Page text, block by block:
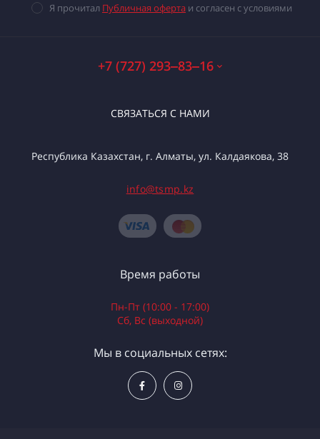
Я прочитал Публичная оферта и согласен с условиями
+7 (727) 293‒83‒16
СВЯЗАТЬСЯ С НАМИ
Республика Казахстан, г. Алматы, ул. Калдаякова, 38
info@tsmp.kz
Время работы
Пн-Пт (10:00 - 17:00)
Сб, Вс (выходной)
Мы в социальных сетях: